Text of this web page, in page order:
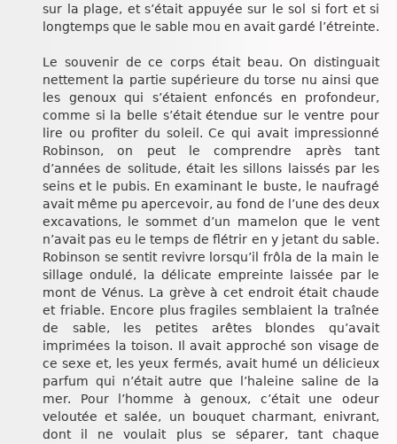
sur la plage, et s’était appuyée sur le sol si fort et si
longtemps que le sable mou en avait gardé l’étreinte.
Le souvenir de ce corps était beau. On distinguait
nettement la partie supérieure du torse nu ainsi que
les genoux qui s’étaient enfoncés en profondeur,
comme si la belle s’était étendue sur le ventre pour
lire ou profiter du soleil. Ce qui avait impressionné
Robinson, on peut le comprendre après tant
d’années de solitude, était les sillons laissés par les
seins et le pubis. En examinant le buste, le naufragé
avait même pu apercevoir, au fond de l’une des deux
excavations, le sommet d’un mamelon que le vent
n’avait pas eu le temps de flétrir en y jetant du sable.
Robinson se sentit revivre lorsqu’il frôla de la main le
sillage ondulé, la délicate empreinte laissée par le
mont de Vénus. La grève à cet endroit était chaude
et friable. Encore plus fragiles semblaient la traînée
de sable, les petites arêtes blondes qu’avait
imprimées la toison. Il avait approché son visage de
ce sexe et, les yeux fermés, avait humé un délicieux
parfum qui n’était autre que l’haleine saline de la
mer. Pour l’homme à genoux, c’était une odeur
veloutée et salée, un bouquet charmant, enivrant,
dont il ne voulait plus se séparer, tant chaque